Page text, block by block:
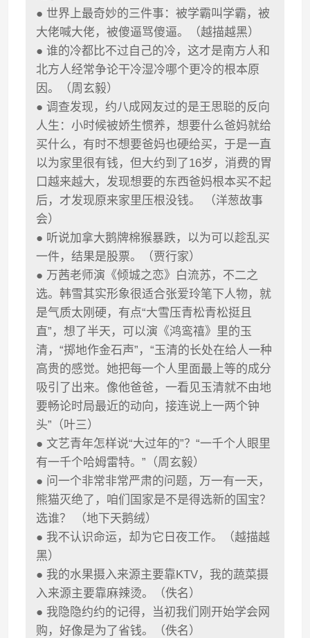
● 世界上最奇妙的三件事：被学霸叫学霸，被
大佬喊大佬，被傻逼骂傻逼。（越描越黑）
● 谁的冷都比不过自己的冷，这才是南方人和
北方人经常争论干冷湿冷哪个更冷的根本原
因。（周玄毅）
● 调查发现，约八成网友过的是王思聪的反向
人生：小时候被娇生惯养，想要什么爸妈就给
买什么，有时不想要爸妈也硬给买，于是一直
以为家里很有钱，但大约到了16岁，消费的胃
口越来越大，发现想要的东西爸妈根本买不起
后，才发现原来家里压根没钱。 （洋葱故事
会）
● 听说加拿大鹅牌棉猴暴跌，以为可以趁乱买
一件，结果是股票。（贾行家）
● 万茜老师演《倾城之恋》白流苏，不二之
选。韩雪其实形象很适合张爱玲笔下人物，就
是气质太刚硬，有点“大雪压青松青松挺且
直”，想了半天，可以演《鸿鸾禧》里的玉
清，“掷地作金石声”，“玉清的长处在给人一种
高贵的感觉。她把每一个人里面最上等的成分
吸引了出来。像他爸爸，一看见玉清就不由地
要畅论时局最近的动向，接连说上一两个钟
头”（叶三）
● 文艺青年怎样说“大过年的”？“一千个人眼里
有一千个哈姆雷特。”（周玄毅）
● 问一个非常非常严肃的问题，万一有一天，
熊猫灭绝了，咱们国家是不是得选新的国宝？
选谁？ （地下天鹅绒）
● 我不认识命运，却为它日夜工作。（越描越
黑）
● 我的水果摄入来源主要靠KTV，我的蔬菜摄
入来源主要靠麻辣烫。（佚名）
● 我隐隐约约的记得，当初我们刚开始学会网
购，好像是为了省钱。（佚名）